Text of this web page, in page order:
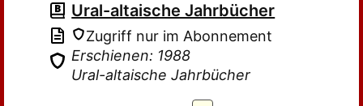
Ural-altaische Jahrbücher
Zugriff nur im Abonnement
Erschienen: 1988
Ural-altaische Jahrbücher